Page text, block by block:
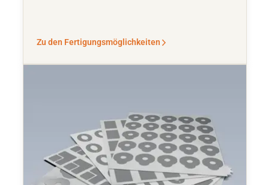
Zu den Fertigungsmöglichkeiten